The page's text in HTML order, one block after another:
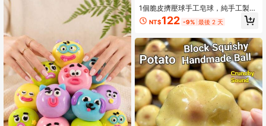
1個脆皮擠壓球手工皂球，純手工製
作，聲控壓力釋放玩具，可緩解焦
慮，指尖玩具，手部壓力釋放，生日
NT$122 -9% 最後 2 天